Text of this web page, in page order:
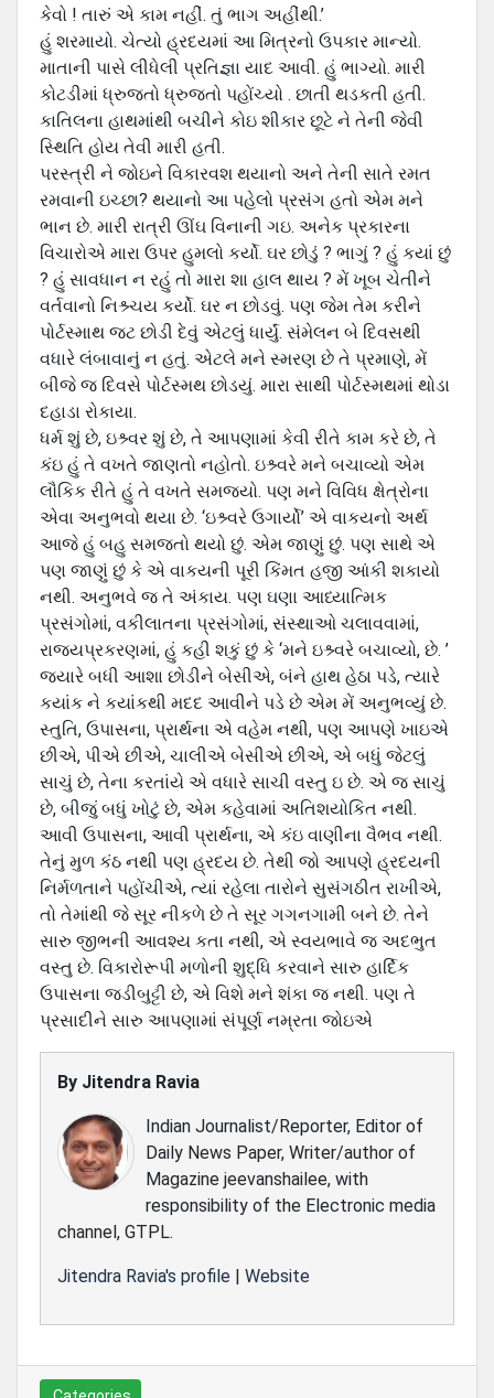
કેવો ! તારું એ કામ નહીં. તું ભાગ અહીંથી.’
હું શરમાયો. ચેત્યો હ્રદયમાં આ મિત્રનો ઉપકાર માન્યો.
માતાની પાસે લીધેલી પ્રતિજ્ઞા યાદ આવી. હું ભાગ્યો. મારી
કોટડીમાં ધ્રુજતો ધ્રુજતો પહોંચ્યો . છાતી થડકતી હતી.
કાતિલના હાથમાંથી બચીને કોઇ શીકાર છૂટે ને તેની જેવી
સ્થિતિ હોય તેવી મારી હતી.
પરસ્ત્રી ને જોઇને વિકારવશ થયાનો અને તેની સાતે રમત
રમવાની ઇચ્છા? થયાનો આ પહેલો પ્રસંગ હતો એમ મને
ભાન છે. મારી રાત્રી ઊંઘ વિનાની ગઇ. અનેક પ્રકારના
વિચારોએ મારા ઉપર હુમલો કર્યો. ઘર છોડું ? ભાગું ? હું કયાં છું
? હું સાવધાન ન રહું તો મારા શા હાલ થાય ? મેં ખૂબ ચેતીને
વર્તવાનો નિશ્ર્ચય કર્યો. ઘર ન છોડવું. પણ જેમ તેમ કરીને
પોર્ટસ્માથ જટ છોડી દેવું એટલું ધાર્યું. સંમેલન બે દિવસથી
વધારે લંબાવાનું ન હતું. એટલે મને સ્મરણ છે તે પ્રમાણે, મેં
બીજે જ દિવસે પોર્ટસ્મથ છોડયું. મારા સાથી પોર્ટસ્મથમાં થોડા
દહાડા રોકાયા.
ધર્મ શું છે, ઇશ્ર્વર શું છે, તે આપણામાં કેવી રીતે કામ કરે છે, તે
કંઇ હું તે વખતે જાણતો નહોતો. ઇશ્ર્વરે મને બચાવ્યો એમ
લૌકિક રીતે હું તે વખતે સમજયો. પણ મને વિવિધ ક્ષેત્રોના
એવા અનુભવો થયા છે. ‘ઇશ્ર્વરે ઉગાર્યો’ એ વાકયનો અર્થ
આજે હું બહુ સમજતો થયો છું. એમ જાણું છું. પણ સાથે એ
પણ જાણું છું કે એ વાકયની પૂરી કિંમત હજી આંકી શકાયો
નથી. અનુભવે જ તે અંકાય. પણ ઘણા આધ્યાત્મિક
પ્રસંગોમાં, વકીલાતના પ્રસંગોમાં, સંસ્થાઓ ચલાવવામાં,
રાજયપ્રકરણમાં, હું કહી શકું છું કે ‘મને ઇશ્ર્વરે બચાવ્યો, છે. ’
જયારે બધી આશા છોડીને બેસીએ, બંને હાથ હેઠા પડે, ત્યારે
કયાંક ને કયાંકથી મદદ આવીને પડે છે એમ મેં અનુભવ્યું છે.
સ્તુતિ, ઉપાસના, પ્રાર્થના એ વહેમ નથી, પણ આપણે ખાઇએ
છીએ, પીએ છીએ, ચાલીએ બેસીએ છીએ, એ બધું જેટલું
સાચું છે, તેના કરતાંયે એ વધારે સાચી વસ્તુ ઇ છે. એ જ સાચું
છે, બીજું બધું ખોટું છે, એમ કહેવામાં અતિશયોકિત નથી.
આવી ઉપાસના, આવી પ્રાર્થના, એ કંઇ વાણીના વૈભવ નથી.
તેનું મુળ કંઠ નથી પણ હ્રદય છે. તેથી જો આપણે હ્રદયની
નિર્મળતાને પહોંચીએ, ત્યાં રહેલા તારોને સુસંગઠીત રાખીએ,
તો તેમાંથી જે સૂર નીકળે છે તે સૂર ગગનગામી બને છે. તેને
સારુ જીભની આવશ્ય કતા નથી, એ સ્વયભાવે જ અદભુત
વસ્તુ છે. વિકારોરૂપી મળોની શુદ્ધિ કરવાને સારુ હાર્દિક
ઉપાસના જડીબુટ્ટી છે, એ વિશે મને શંકા જ નથી. પણ તે
પ્રસાદીને સારુ આપણામાં સંપૂર્ણ નમ્રતા જોઇએ
By Jitendra Ravia
Indian Journalist/Reporter, Editor of
Daily News Paper, Writer/author of
Magazine jeevanshailee, with
responsibility of the Electronic media
channel, GTPL.
Jitendra Ravia's profile | Website